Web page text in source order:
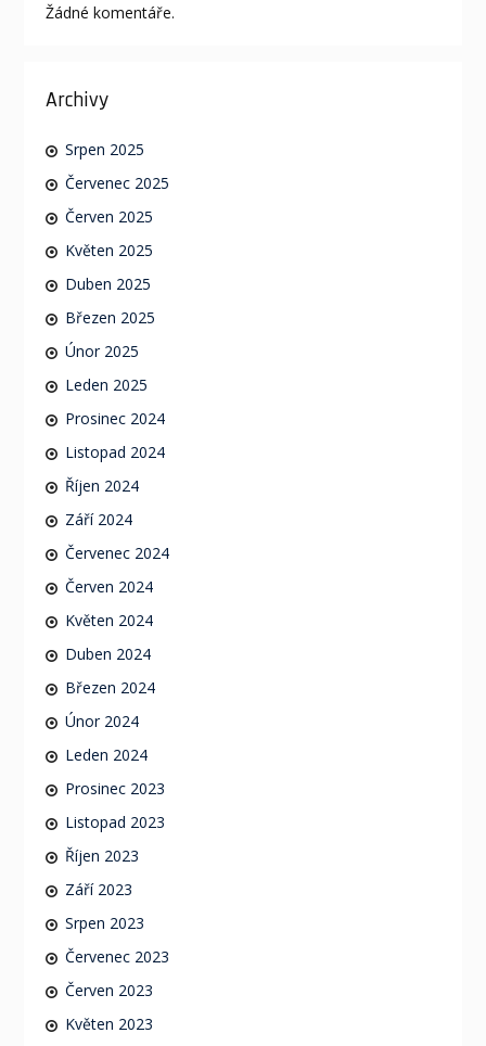
Žádné komentáře.
Archivy
Srpen 2025
Červenec 2025
Červen 2025
Květen 2025
Duben 2025
Březen 2025
Únor 2025
Leden 2025
Prosinec 2024
Listopad 2024
Říjen 2024
Září 2024
Červenec 2024
Červen 2024
Květen 2024
Duben 2024
Březen 2024
Únor 2024
Leden 2024
Prosinec 2023
Listopad 2023
Říjen 2023
Září 2023
Srpen 2023
Červenec 2023
Červen 2023
Květen 2023